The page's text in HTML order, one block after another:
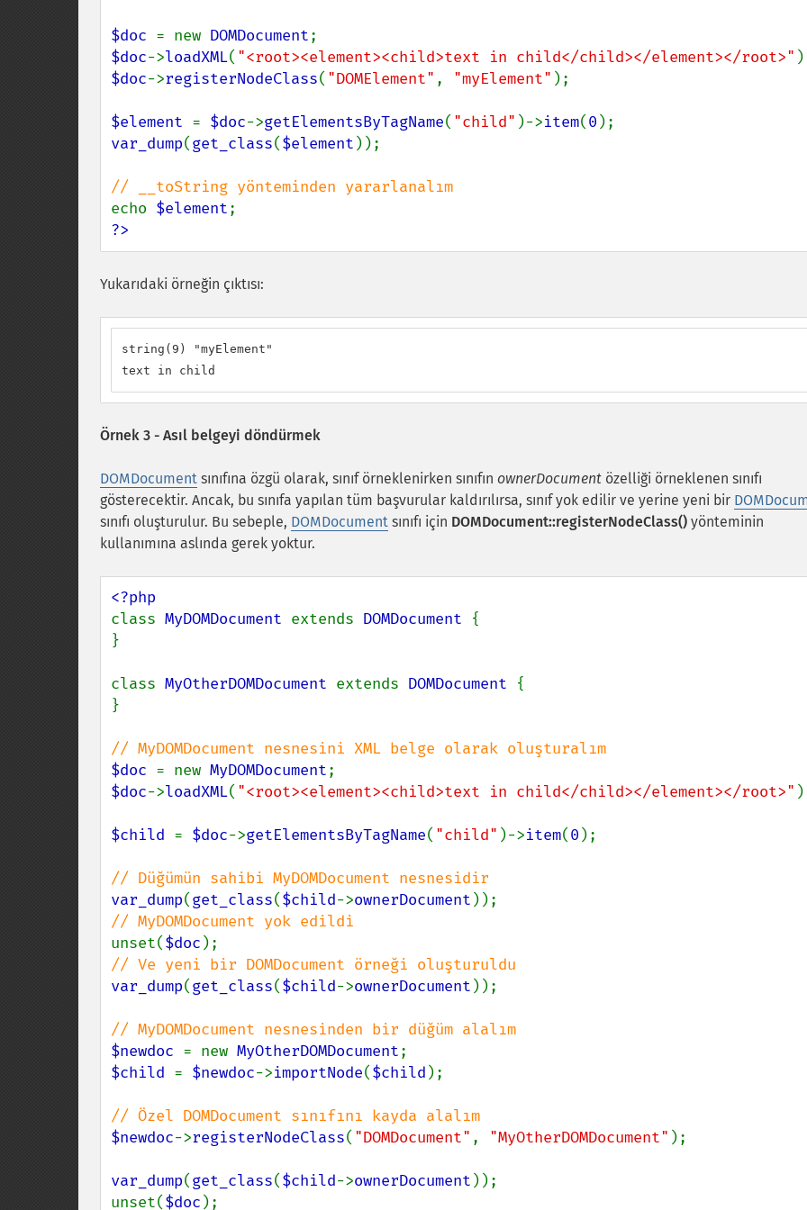
$doc = new DOMDocument
$doc->loadXML( "<root><element><child>text in child</child></element></root>"
$doc->registerNodeClass( "DOMElement" , "myElement" );
$element = $doc->getElementsByTagName( "child" )->item(0
var_dump(get_class($element ));
echo $element
?>
Yukarıdaki örneğin çıktısı:
string(9) "myElement"
text in child
Örnek 3 - Asıl belgeyi döndürmek
DOMDocument sınıfına özgü olarak, sınıf örneklenirken sınıfın ownerDocument özelliği örneklenen sınıfı
gösterecektir. Ancak, bu sınıfa yapılan tüm başvurular kaldırılırsa, sınıf yok edilir ve yerine yeni bir
sınıfı oluşturulur. Bu sebeple, DOMDocument sınıfı için DOMDocument::registerNodeClass() yönteminin
kullanımına aslında gerek yoktur.
class MyDOMDocument extends DOMDocument {
}
class MyOtherDOMDocument extends DOMDocument {
}
$doc = new MyDOMDocument
$doc->loadXML( "<root><element><child>text in child</child></element></root>"
$child = $doc->getElementsByTagName( "child" )->item(0 );
var_dump(get_class($child->ownerDocument
unset($doc
var_dump(get_class($child->ownerDocument ));
$newdoc = new MyOtherDOMDocument
$child = $newdoc->importNode($child );
$newdoc->registerNodeClass( "DOMDocument" , "MyOtherDOMDocument" );
var_dump(get_class($child->ownerDocument ));
unset($doc